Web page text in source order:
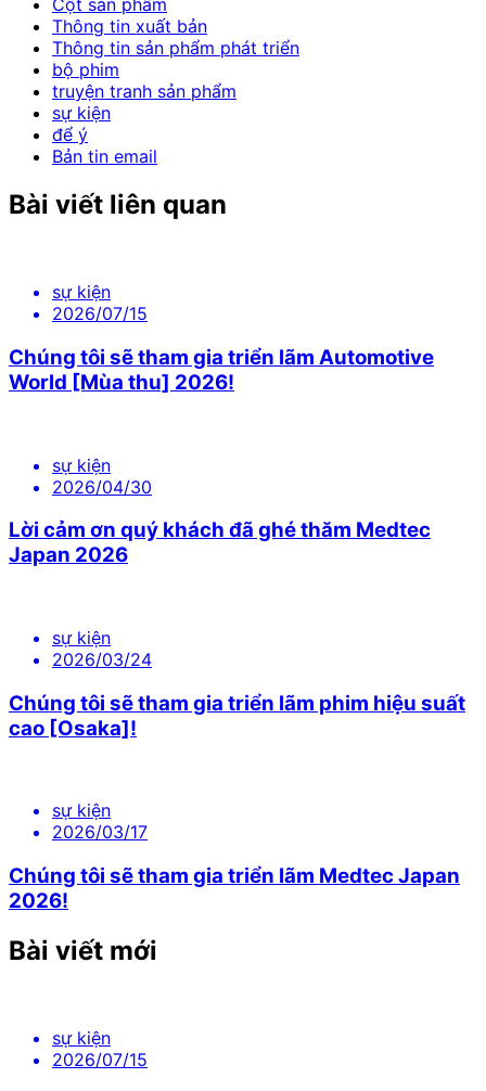
Cột sản phẩm
Thông tin xuất bản
Thông tin sản phẩm phát triển
bộ phim
truyện tranh sản phẩm
sự kiện
để ý
Bản tin email
Bài viết liên quan
sự kiện
2026/07/15
Chúng tôi sẽ tham gia triển lãm Automotive
World [Mùa thu] 2026!
sự kiện
2026/04/30
Lời cảm ơn quý khách đã ghé thăm Medtec
Japan 2026
sự kiện
2026/03/24
Chúng tôi sẽ tham gia triển lãm phim hiệu suất
cao [Osaka]!
sự kiện
2026/03/17
Chúng tôi sẽ tham gia triển lãm Medtec Japan
2026!
Bài viết mới
sự kiện
2026/07/15